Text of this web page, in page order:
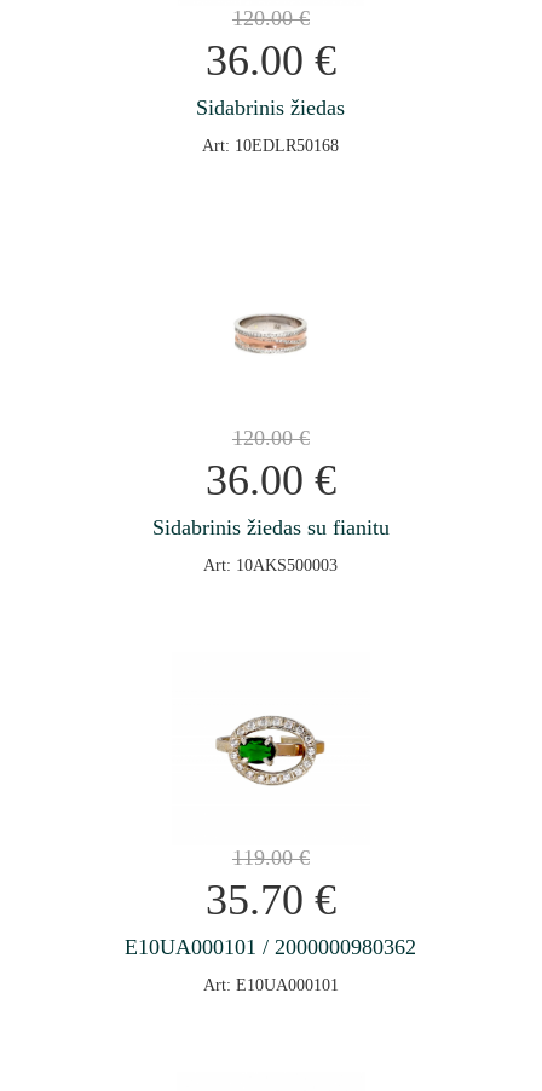
120.00€
36.00 €
Sidabrinis žiedas
Art: 10EDLR50168
120.00€
36.00 €
Sidabrinis žiedas su fianitu
Art: 10AKS500003
119.00€
35.70 €
E10UA000101 / 2000000980362
Art: E10UA000101